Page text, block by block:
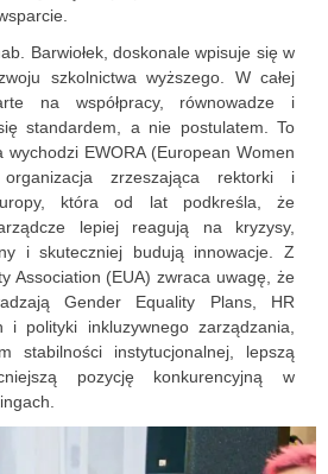
Barwiołek, doskonale wpisuje się w
szkolnictwa wyższego. W całej
na współpracy, równowadze i
standardem, a nie postulatem. To
wychodzi EWORA (European Women
organizacja zrzeszająca rektorki i
która od lat podkreśla, że
lepiej reagują na kryzysy,
i skuteczniej budują innowacje. Z
Association (EUA) zwraca uwagę, że
Gender Equality Plans, HR
i polityki inkluzywnego zarządzania,
stabilności instytucjonalnej, lepszą
pozycję konkurencyjną w